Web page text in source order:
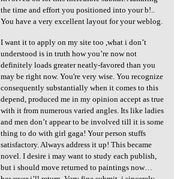
the time and effort you positioned into your b!..
You have a very excellent layout for your weblog.
I want it to apply on my site too ,what i don’t
understood is in truth how you’re now not
definitely loads greater neatly-favored than you
may be right now. You're very wise. You recognize
consequently substantially when it comes to this
depend, produced me in my opinion accept as true
with it from numerous varied angles. Its like ladies
and men don’t appear to be involved till it is some
thing to do with girl gaga! Your person stuffs
satisfactory. Always address it up! This became
novel. I desire i may want to study each publish,
but i should move returned to paintings now…